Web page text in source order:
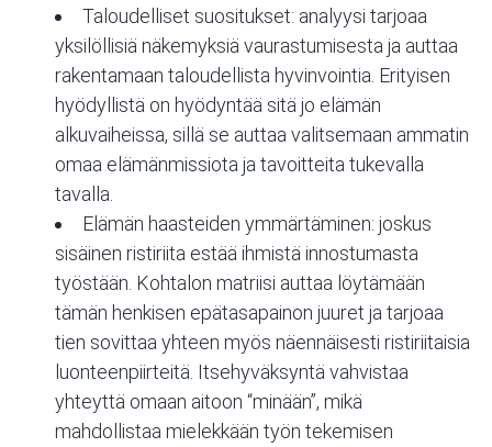
Taloudelliset suositukset: analyysi tarjoaa
yksilöllisiä näkemyksiä vaurastumisesta ja auttaa
rakentamaan taloudellista hyvinvointia. Erityisen
hyödyllistä on hyödyntää sitä jo elämän
alkuvaiheissa, sillä se auttaa valitsemaan ammatin
omaa elämänmissiota ja tavoitteita tukevalla
tavalla.
Elämän haasteiden ymmärtäminen: joskus
sisäinen ristiriita estää ihmistä innostumasta
työstään. Kohtalon matriisi auttaa löytämään
tämän henkisen epätasapainon juuret ja tarjoaa
tien sovittaa yhteen myös näennäisesti ristiriitaisia
luonteenpiirteitä. Itsehyväksyntä vahvistaa
yhteyttä omaan aitoon “minään”, mikä
mahdollistaa mielekkään työn tekemisen